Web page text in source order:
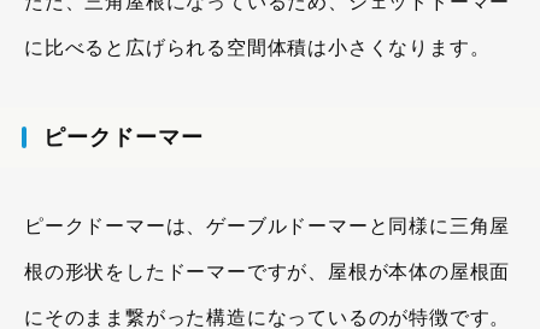
に比べると広げられる空間体積は小さくなります。
ピークドーマー
ピークドーマーは、ゲーブルドーマーと同様に三角屋
根の形状をしたドーマーですが、屋根が本体の屋根面
にそのまま繋がった構造になっているのが特徴です。